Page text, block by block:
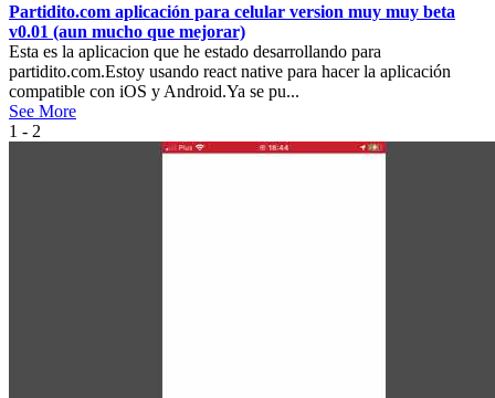
Partidito.com aplicación para celular version muy muy beta
v0.01 (aun mucho que mejorar)
Esta es la aplicacion que he estado desarrollando para
partidito.com.Estoy usando react native para hacer la aplicación
compatible con iOS y Android.Ya se pu...
See More
1 - 2